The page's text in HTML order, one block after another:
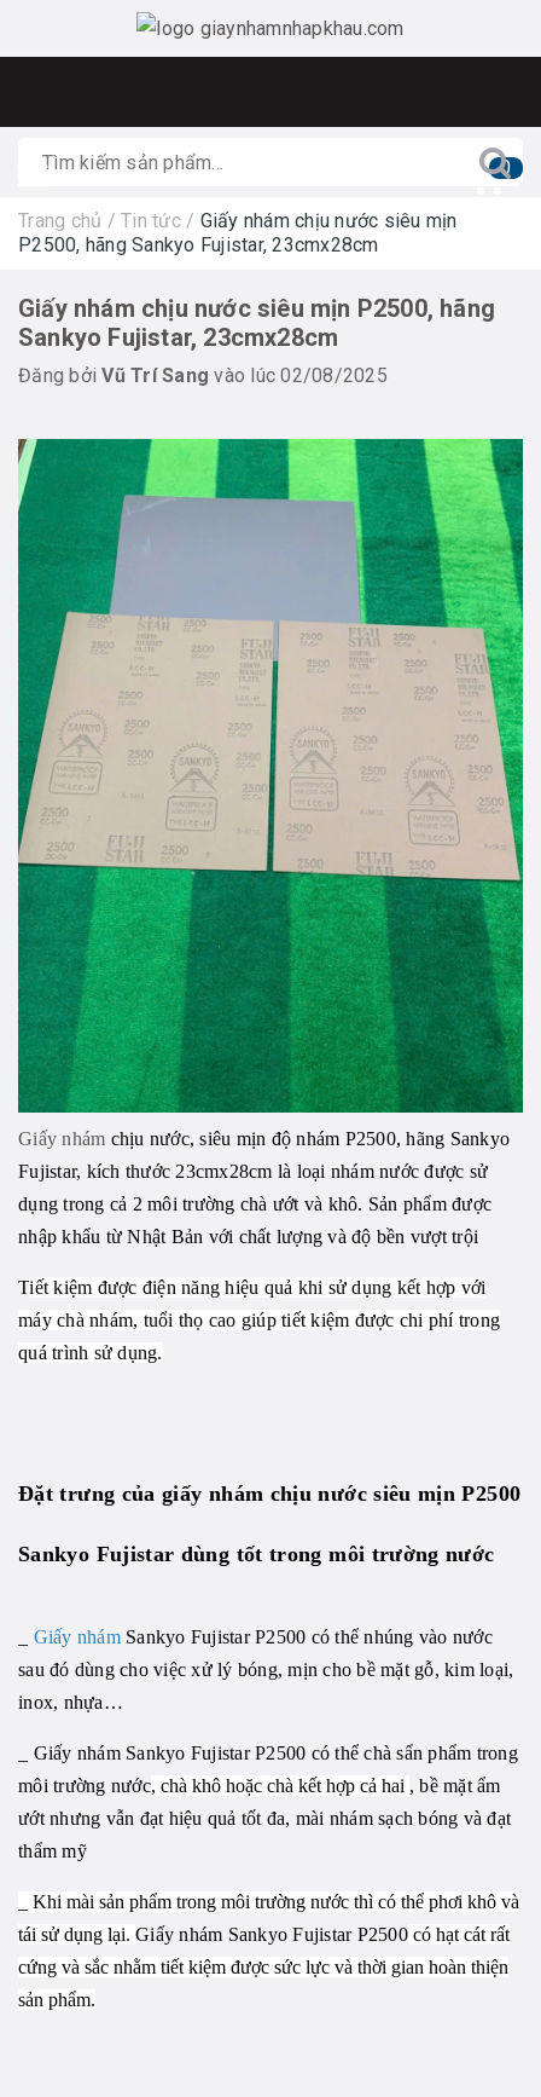
0
Trang chủ / Tin tức / Giấy nhám chịu nước siêu mịn
P2500, hãng Sankyo Fujistar, 23cmx28cm
Giấy nhám chịu nước siêu mịn P2500, hãng
Sankyo Fujistar, 23cmx28cm
Đăng bởiVũ Trí Sang vào lúc 02/08/2025
Giấy nhám chịu nước, siêu mịn độ nhám P2500, hãng Sankyo
Fujistar, kích thước 23cmx28cm là loại nhám nước được sử
dụng trong cả 2 môi trường chà ướt và khô. Sản phẩm được
nhập khẩu từ Nhật Bản với chất lượng và độ bền vượt trội
Tiết kiệm được điện năng hiệu quả khi sử dụng kết hợp với
máy chà nhám, tuổi thọ cao giúp tiết kiệm được chi phí trong
quá trình sử dụng.
Đặt trưng của giấy nhám chịu nước siêu mịn P2500
Sankyo Fujistar dùng tốt trong môi trường nước
Giấy nhámSankyo Fujistar P2500 có thể nhúng vào nước
sau đó dùng cho việc xử lý bóng, mịn cho bề mặt gỗ, kim loại,
inox, nhựa…
_ Giấy nhám Sankyo Fujistar P2500 có thể chà sẩn phẩm trong
môi trường nước, chà khô hoặc chà kết hợp cả hai , bề mặt ẩm
ướt nhưng vẫn đạt hiệu quả tốt đa, mài nhám sạch bóng và đạt
thẩm mỹ
_ Khi mài sản phẩm trong môi trường nước thì có thể phơi khô và
tái sử dụng lại. Giấy nhám Sankyo Fujistar P2500có hạt cát rất
cứng và sắc nhằm tiết kiệm được sức lực và thời gian hoàn thiện
sản phẩm.